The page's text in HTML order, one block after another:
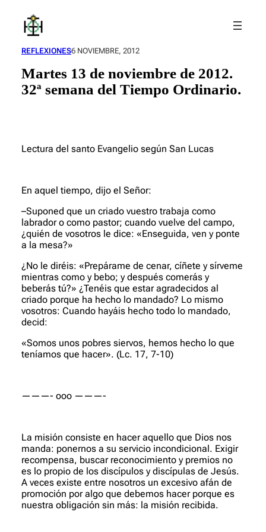
contenido
REFLEXIONES6 NOVIEMBRE, 2012
Martes 13 de noviembre de 2012.
32ª semana del Tiempo Ordinario.
Lectura del santo Evangelio según San Lucas
En aquel tiempo, dijo el Señor:
–Suponed que un criado vuestro trabaja como
labrador o como pastor; cuando vuelve del campo,
¿quién de vosotros le dice: «Enseguida, ven y ponte
a la mesa?»
¿No le diréis: «Prepárame de cenar, cíñete y sírveme
mientras como y bebo; y después comerás y
beberás tú?» ¿Tenéis que estar agradecidos al
criado porque ha hecho lo mandado? Lo mismo
vosotros: Cuando hayáis hecho todo lo mandado,
decid:
«Somos unos pobres siervos, hemos hecho lo que
teníamos que hacer». (Lc. 17, 7-10)
———- ooo ———-
La misión consiste en hacer aquello que Dios nos
manda: ponernos a su servicio incondicional. Exigir
recompensa, buscar reconocimiento y premios no
es lo propio de los discípulos y discípulas de Jesús.
A veces existe entre nosotros un excesivo afán de
promoción por algo que debemos hacer porque es
nuestra obligación sin más: la misión recibida.